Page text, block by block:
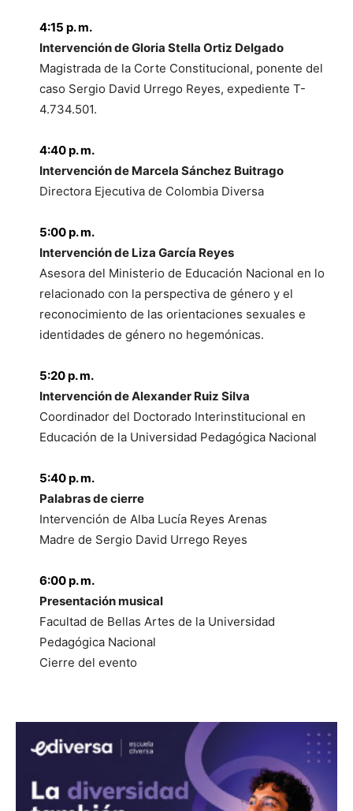
4:15 p. m.
Intervención de Gloria Stella Ortiz Delgado
Magistrada de la Corte Constitucional, ponente del
caso Sergio David Urrego Reyes, expediente T-
4.734.501.
4:40 p. m.
Intervención de Marcela Sánchez Buitrago
Directora Ejecutiva de Colombia Diversa
5:00 p. m.
Intervención de Liza García Reyes
Asesora del Ministerio de Educación Nacional en lo
relacionado con la perspectiva de género y el
reconocimiento de las orientaciones sexuales e
identidades de género no hegemónicas.
5:20 p. m.
Intervención de Alexander Ruiz Silva
Coordinador del Doctorado Interinstitucional en
Educación de la Universidad Pedagógica Nacional
5:40 p. m.
Palabras de cierre
Intervención de Alba Lucía Reyes Arenas
Madre de Sergio David Urrego Reyes
6:00 p. m.
Presentación musical
Facultad de Bellas Artes de la Universidad
Pedagógica Nacional
Cierre del evento